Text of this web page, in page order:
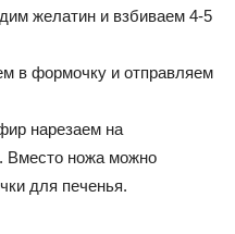
желатин и взбиваем 4-5
в формочку и отправляем
нарезаем на
Вместо ножа можно
для печенья.